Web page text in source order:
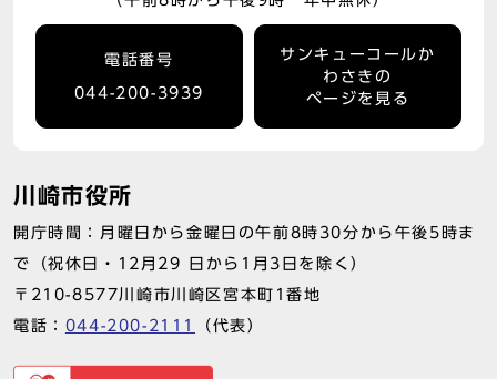
電話番号
044-200-3939
サンキューコールか
わさきの
ページを見る
川崎市役所
開庁時間：月曜日から金曜日の午前8時30分から午後5時ま
で（祝休日・12月29 日から1月3日を除く）
〒210-8577川崎市川崎区宮本町1番地
電話： 044-200-2111 （代表）